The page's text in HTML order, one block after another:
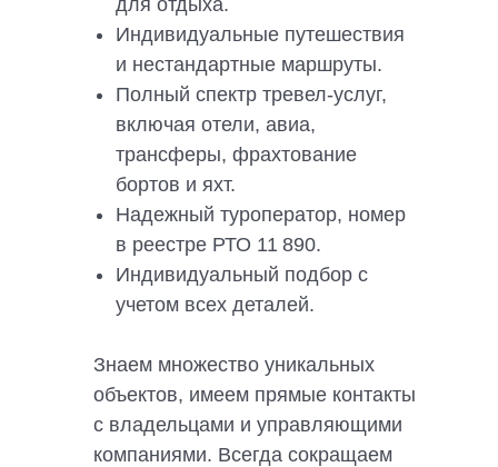
Индивидуальные путешествия
и нестандартные маршруты.
Полный спектр тревел-услуг,
включая отели, авиа,
трансферы, фрахтование
бортов и яхт.
Надежный туроператор, номер
в реестре РТО 11 890.
Индивидуальный подбор с
учетом всех деталей.
Знаем множество уникальных
объектов, имеем прямые контакты
с владельцами и управляющими
компаниями. Всегда сокращаем